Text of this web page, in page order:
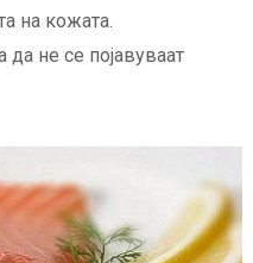
на кожата.
да не се појавуваат